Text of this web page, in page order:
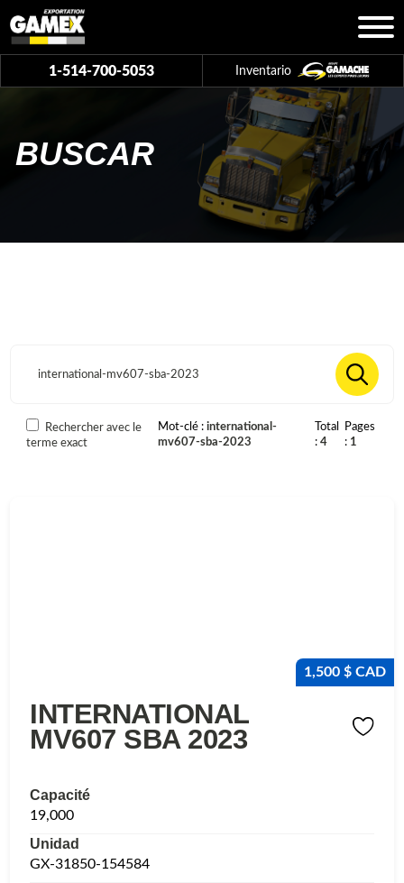
1-514-700-5053 Inventario
BUSCAR
Rechercher avec le
terme exact
Mot-clé
international-
mv607-sba-2023
Total
4
Pages
1
1,500 $ CAD
INTERNATIONAL
MV607 SBA 2023
Capacité
19,000
Unidad
GX-31850-154584